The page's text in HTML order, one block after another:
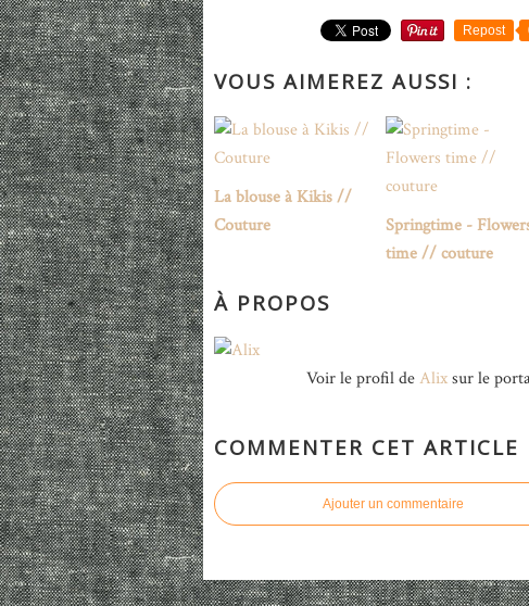
Repost
VOUS AIMEREZ AUSSI :
La blouse à Kikis //
Couture
Springtime -
time // couture
À PROPOS
Voir le profil deAlixsur le
COMMENTER CET ARTICLE
Ajouter un commentaire